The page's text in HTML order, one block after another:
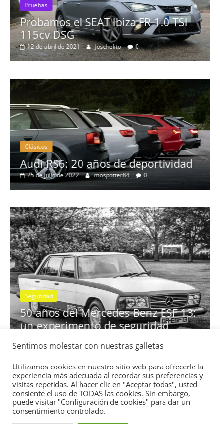
Pruebas
Probamos el SEAT Ibiza FR 1.0 TSI
115cv DSG
12 de abril de 2021 Joschelito 0
Clásicos
Audi RS6: 20 años de deportividad
25 de julio de 2022 mospotter84 0
Seguridad
50 años del Mercedes-Benz ESF 13:
un experimento de seguridad
Copyright © 2026Academia del Motor
. Todos los derechos
reservados.
Sentimos molestar con nuestras galletas
Utilizamos cookies en nuestro sitio web para ofrecerle la
experiencia más adecuada al recordar sus preferencias y
visitas repetidas. Al hacer clic en "Aceptar todas", usted
consiente el uso de TODAS las cookies. Sin embargo,
puede visitar "Configuración de cookies" para dar un
consentimiento controlado.